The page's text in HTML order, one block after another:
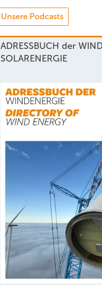
Unsere Podcasts
ADRESSBUCH der
SOLARENERGIE